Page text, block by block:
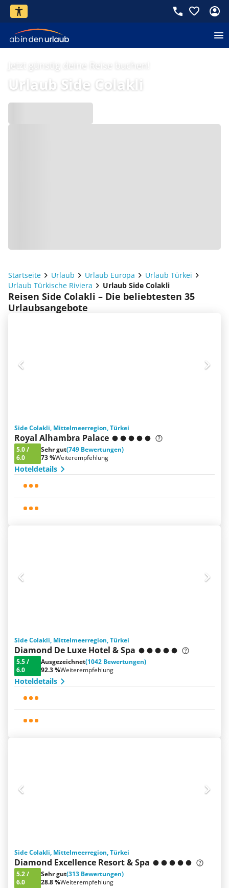
Jetzt günstig deine Reise buchen!
Urlaub Side Colakli
Startseite Urlaub Urlaub Europa
Urlaub Türkei
Urlaub Türkische Riviera
Urlaub Side Colakli
Reisen Side Colakli – Die beliebtesten 35
Urlaubsangebote
Side Colakli, Mittelmeerregion, Türkei
Royal Alhambra Palace
5.0/
6.0
Sehr gut(749 Bewertungen)
73 %Weiterempfehlung
Hoteldetails
Side Colakli, Mittelmeerregion, Türkei
Diamond De Luxe Hotel & Spa
5.5/
6.0
Ausgezeichnet(1042 Bewertungen)
92.3 %Weiterempfehlung
Hoteldetails
Side Colakli, Mittelmeerregion, Türkei
Diamond Excellence Resort & Spa
5.2/
6.0
Sehr gut(313 Bewertungen)
28.8 %Weiterempfehlung